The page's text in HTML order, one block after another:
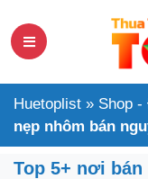
Huetoplist » Shop
nẹp nhôm bán
Top 5+ nơi